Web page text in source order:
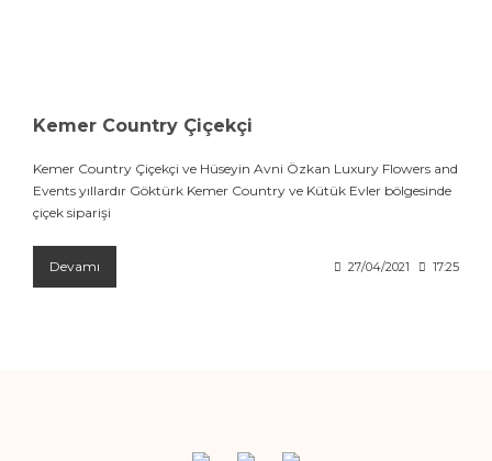
Kemer Country Çiçekçi
Kemer Country Çiçekçi ve Hüseyin Avni Özkan Luxury Flowers and
Events yıllardır Göktürk Kemer Country ve Kütük Evler bölgesinde
çiçek siparişi
Devamı 27/04/2021 17:25